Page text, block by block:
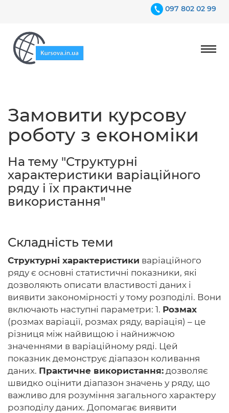
097 802 02 99
Замовити курсову
роботу з економіки
На тему "Структурні
характеристики варіаційного
ряду і їх практичне
використання"
Складність теми
Структурні характеристики варіаційного
ряду є основні статистичні показники, які
дозволяють описати властивості даних і
виявити закономірності у тому розподілі. Вони
включають наступні параметри: 1. Розмах
(розмах варіації, розмах ряду, варіація) – це
різниця між найвищою і найнижчою
значеннями в варіаційному ряді. Цей
показник демонструє діапазон коливання
даних. Практичне використання: дозволяє
швидко оцінити діапазон значень у ряду, що
важливо для розуміння загального характеру
розподілу даних. Допомагає виявити
Гарантії
Відгуки
Контакти
Головна
Авторам
Умови
Вхiд